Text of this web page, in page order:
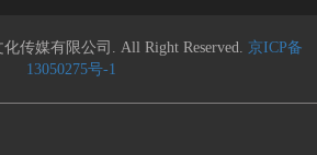
传媒有限公司. All Right Reserved. 京ICP备
13050275号-1